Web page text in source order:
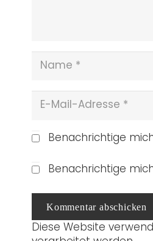
Benachrichtige
Benachrichtige
Kommentar abschicken
Diese Website